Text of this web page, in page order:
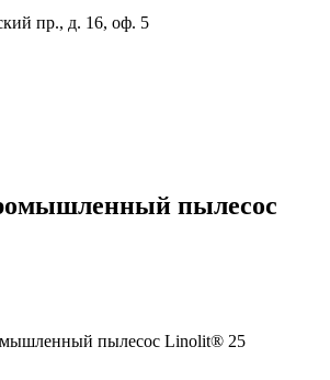
пр., д. 16, оф. 5
пылесос
пылесос Linolit® 25